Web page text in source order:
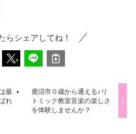
らシェアしてね！
最
れ
鹿沼市０歳から通える♪リ
トミック教室音楽の楽しさ
を体験しませんか？